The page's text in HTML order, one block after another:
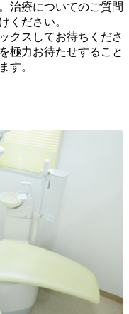
治療についてのご質問
ください。
クスしてお待ちくださ
極力お待たせすること
す。